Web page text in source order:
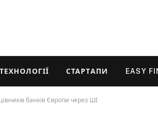
ТЕХНОЛОГІЇ СТАРТАПИ EASY
банків Європи через ШІ